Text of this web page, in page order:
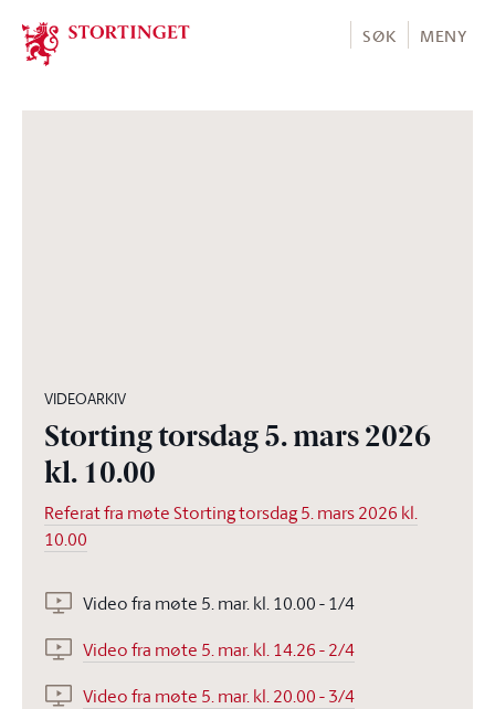
Stortinget.no
SØK MENY
VIDEOARKIV
Storting torsdag 5. mars 2026
kl. 10.00
Referat fra møte Storting torsdag 5. mars 2026 kl.
10.00
Video fra møte 5. mar. kl. 10.00 - 1/4
Video fra møte 5. mar. kl. 14.26 - 2/4
Video fra møte 5. mar. kl. 20.00 - 3/4